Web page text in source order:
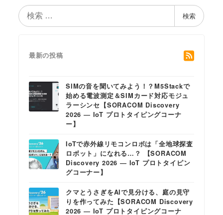
検
索
検索
最新の投稿
SIMの音を聞いてみよう！？M5Stackで
始める電波測定＆SIMカード対応モジュ
ラーシンセ【SORACOM Discovery
2026 ― IoT プロトタイピングコーナ
ー】
IoTで赤外線リモコンロボは「全地球探査
ロボット」になれる…？ 【SORACOM
Discovery 2026 ― IoT プロトタイピン
グコーナー】
クマとうさぎをAIで見分ける、庭の見守
りを作ってみた【SORACOM Discovery
2026 ― IoT プロトタイピングコーナ